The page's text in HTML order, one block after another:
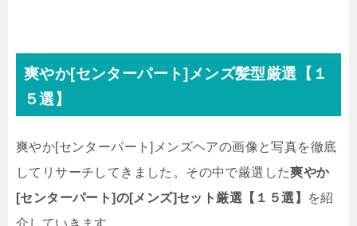
爽やか[センターパート]メンズ髪型厳選【１
５選】
爽やか[センターパート]メンズヘアの画像と写真を徹底
してリサーチしてきました。その中で厳選した爽やか
[センターパート]の[メンズ]セット厳選【１５選】
を紹
介していきます。